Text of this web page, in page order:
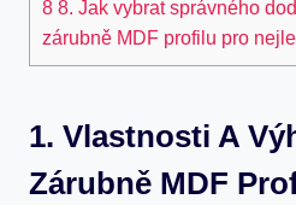
8 8. Jak vybrat správného
zárubně MDF profilu pro
1. Vlastnosti A
Zárubně MDF